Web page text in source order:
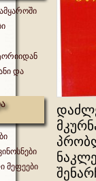
და
მეფეები